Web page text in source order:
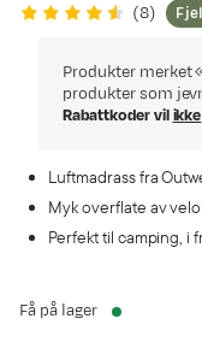
(8)
Produkter merket
produkter som
Rabattkoder vilikke
Luftmadrass fra
Myk overflate av
Perfekt til camping, i
Få på lager